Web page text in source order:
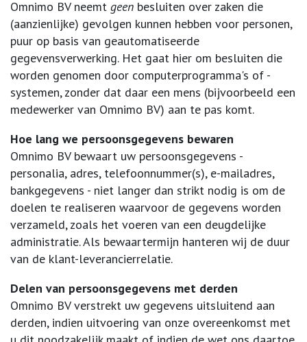
Omnimo BV neemt geen besluiten over zaken die
(aanzienlijke) gevolgen kunnen hebben voor personen,
puur op basis van geautomatiseerde
gegevensverwerking. Het gaat hier om besluiten die
worden genomen door computerprogramma's of -
systemen, zonder dat daar een mens (bijvoorbeeld een
medewerker van Omnimo BV) aan te pas komt.
Hoe lang we persoonsgegevens bewaren
Omnimo BV bewaart uw persoonsgegevens -
personalia, adres, telefoonnummer(s), e-mailadres,
bankgegevens - niet langer dan strikt nodig is om de
doelen te realiseren waarvoor de gegevens worden
verzameld, zoals het voeren van een deugdelijke
administratie. Als bewaartermijn hanteren wij de duur
van de klant-leverancierrelatie.
Delen van persoonsgegevens met derden
Omnimo BV verstrekt uw gegevens uitsluitend aan
derden, indien uitvoering van onze overeenkomst met